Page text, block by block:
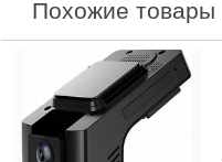
похожие товары